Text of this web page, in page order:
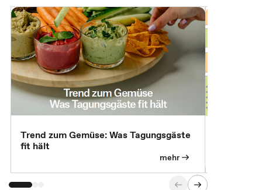
Trend zum Gemüse: Was Tagungsgäste
fit hält
mehr